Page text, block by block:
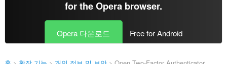
for theOpera browser.
Opera 다운로드 Free for Android